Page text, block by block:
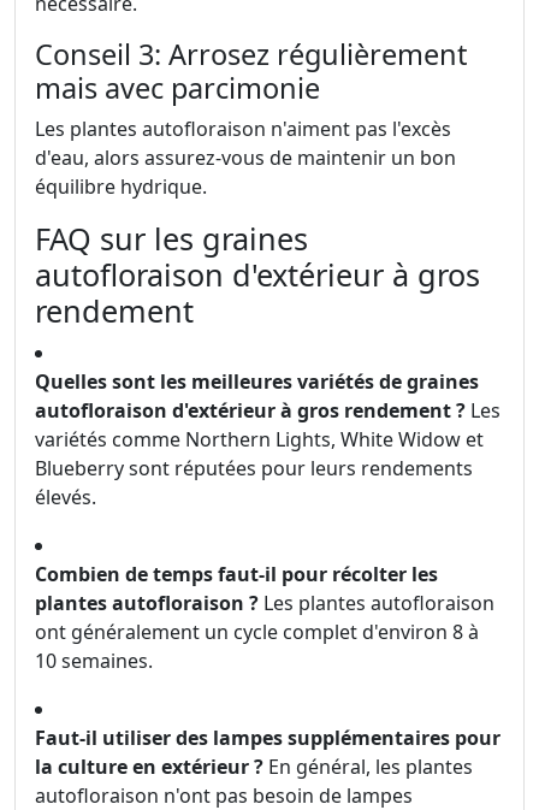
Conseil 3: Arrosez régulièrement
mais avec parcimonie
Les plantes autofloraison n'aiment pas l'excès
d'eau, alors assurez-vous de maintenir un bon
équilibre hydrique.
FAQ sur les graines
autofloraison d'extérieur à gros
rendement
Quelles sont les meilleures variétés de graines
autofloraison d'extérieur à gros rendement ? Les
variétés comme Northern Lights, White Widow et
Blueberry sont réputées pour leurs rendements
élevés.
Combien de temps faut-il pour récolter les
plantes autofloraison ? Les plantes autofloraison
ont généralement un cycle complet d'environ 8 à
10 semaines.
Faut-il utiliser des lampes supplémentaires pour
la culture en extérieur ? En général, les plantes
autofloraison n'ont pas besoin de lampes